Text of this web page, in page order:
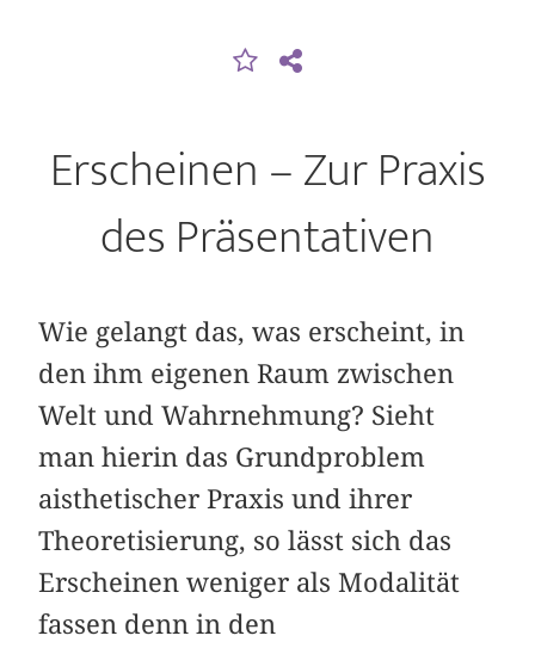
Erscheinen – Zur Praxis
des Präsentativen
Wie gelangt das, was erscheint, in
den ihm eigenen Raum zwischen
Welt und Wahrnehmung? Sieht
man hierin das Grundproblem
aisthetischer Praxis und ihrer
Theoretisierung, so lässt sich das
Erscheinen weniger als Modalität
fassen denn in den